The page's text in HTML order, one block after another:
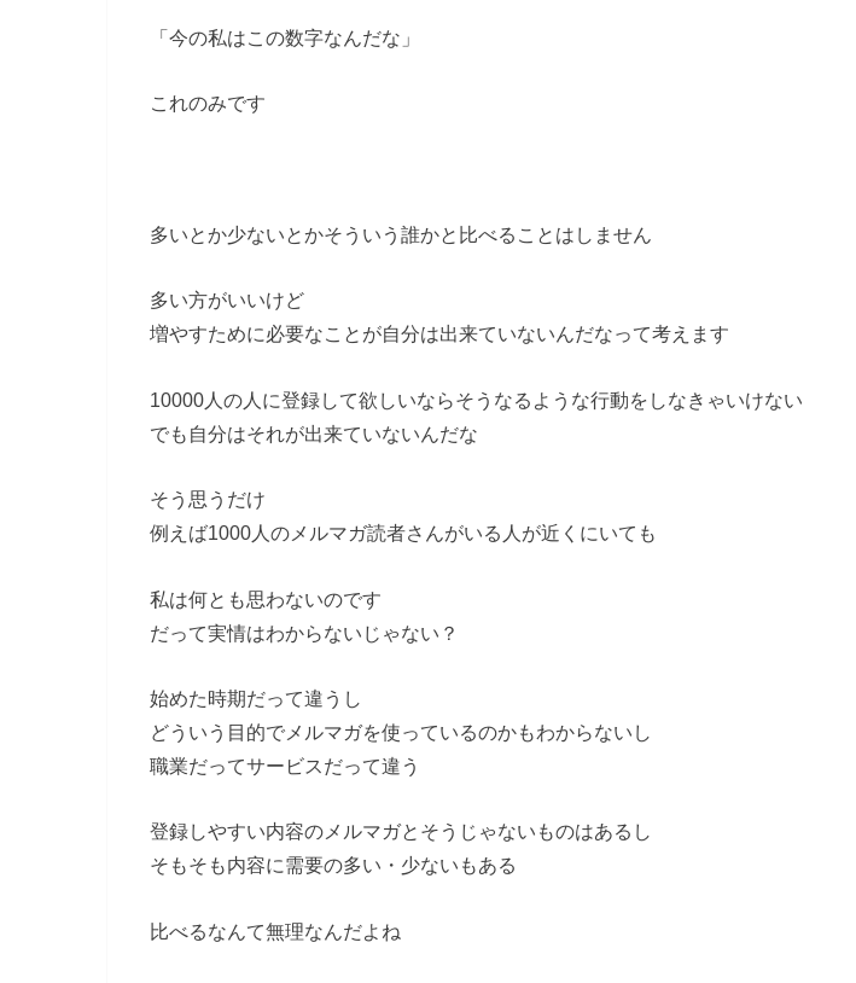
「今の私はこの数字なんだな」
これのみです
多いとか少ないとかそういう誰かと比べることはしません
多い方がいいけど
増やすために必要なことが自分は出来ていないんだなって考えます
10000人の人に登録して欲しいならそうなるような行動をしなきゃいけない
でも自分はそれが出来ていないんだな
そう思うだけ
例えば1000人のメルマガ読者さんがいる人が近くにいても
私は何とも思わないのです
だって実情はわからないじゃない？
始めた時期だって違うし
どういう目的でメルマガを使っているのかもわからないし
職業だってサービスだって違う
登録しやすい内容のメルマガとそうじゃないものはあるし
そもそも内容に需要の多い・少ないもある
比べるなんて無理なんだよね